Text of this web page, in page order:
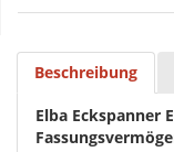
Beschreibung
Elba Eckspanner